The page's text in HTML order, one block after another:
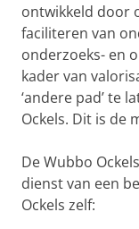
ontwikkeld door
faciliteren van
onderzoeks- en
kader van
‘andere pad’ te
Ockels. Dit is de
De Wubbo
dienst van een
Ockels zelf: